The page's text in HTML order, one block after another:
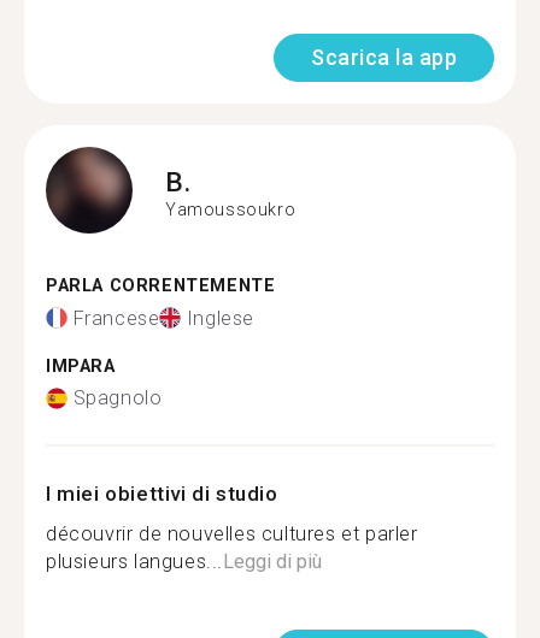
Scarica la app
B.
Yamoussoukro
PARLA CORRENTEMENTE
Francese Inglese
IMPARA
Spagnolo
I miei obiettivi di studio
découvrir de nouvelles cultures et parler
plusieurs langues...Leggi di più